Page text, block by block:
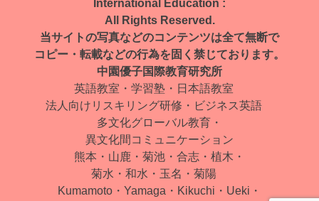
シ
ョ
International Education :
All Rights Reserved.
当サイトの写真などのコンテンツは全て無断で
コピー・転載などの行為を固く禁じております。
中園優子国際教育研究所
英語教室・学習塾・日本語教室
法人向けリスキリング研修・ビジネス英語
多文化グローバル教育・
異文化間コミュニケーション
熊本・山鹿・菊池・合志・植木・
菊水・和水・玉名・菊陽
Kumamoto・Yamaga・Kikuchi・Ueki・